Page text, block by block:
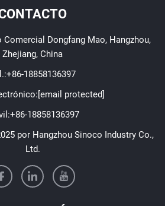
Comercial Dongfang Mao, Hangzhou,
Zhejiang, China
+86-18858136397
[email protected]
+86-18858136397
por Hangzhou Sinoco Industry Co.,
Ltd.